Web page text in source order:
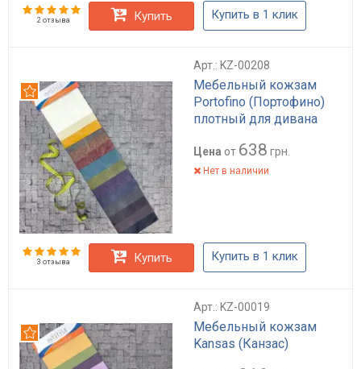
2 отзыва Купить Купить в 1 клик
Арт.: KZ-00208
Мебельный кожзам
Portofino (Портофино)
плотный для дивана
Рекомендуем
Цена от 638 грн.
Нет в наличии
3 отзыва Купить Купить в 1 клик
Арт.: KZ-00019
Мебельный кожзам
Kansas (Канзас)
Рекомендуем